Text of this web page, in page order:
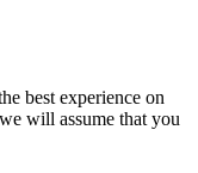
best experience on
will assume that you